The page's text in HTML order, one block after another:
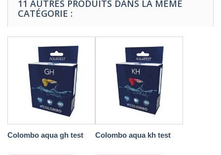
11 AUTRES PRODUITS DANS LA MÊME
CATÉGORIE :
Colombo aqua gh test Colombo aqua kh test